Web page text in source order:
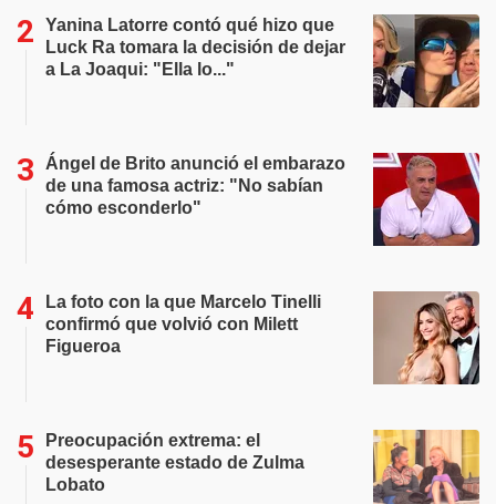
Yanina Latorre contó qué hizo que
Luck Ra tomara la decisión de dejar
a La Joaqui: "Ella lo..."
Ángel de Brito anunció el embarazo
de una famosa actriz: "No sabían
cómo esconderlo"
La foto con la que Marcelo Tinelli
confirmó que volvió con Milett
Figueroa
Preocupación extrema: el
desesperante estado de Zulma
Lobato